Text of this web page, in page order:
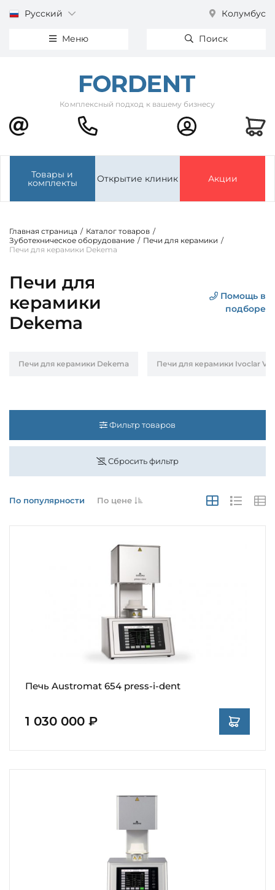
Русский Колумбус
Меню Поиск
Комплексный подход к вашему бизнесу
Товары и
комплекты Открытие клиник Акции
Главная страница / Каталог товаров /
Зуботехническое оборудование / Печи для керамики /
Печи для керамики Dekema
Печи для
керамики
Dekema
Помощь в
подборе
Печи для керамики Dekema Печи для керамики Ivoclar
Фильтр товаров
Сбросить фильтр
По популярности По цене
Печь Austromat 654 press-i-dent
1 030 000 ₽